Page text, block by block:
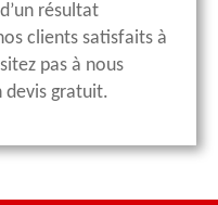
résultat
clients satisfaits à
pas à nous
devis gratuit.